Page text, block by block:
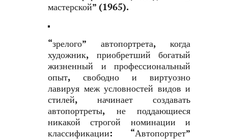
мастерской” (1965).
“зрелого” автопортрета, когда
художник, приобретший богатый
жизненный и профессиональный
опыт, свободно и виртуозно
лавируя меж условностей видов и
стилей, начинает создавать
автопортреты, не поддающиеся
никакой строгой номинации и
классификации: “Автопортрет”